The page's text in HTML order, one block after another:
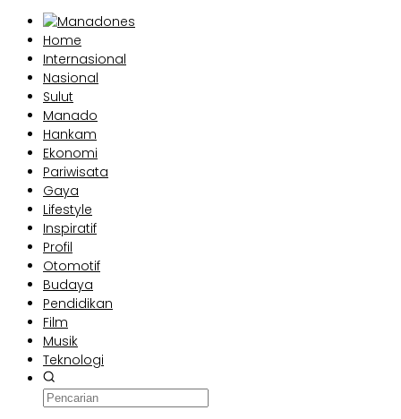
Home
Internasional
Nasional
Sulut
Manado
Hankam
Ekonomi
Pariwisata
Gaya
Lifestyle
Inspiratif
Profil
Otomotif
Budaya
Pendidikan
Film
Musik
Teknologi